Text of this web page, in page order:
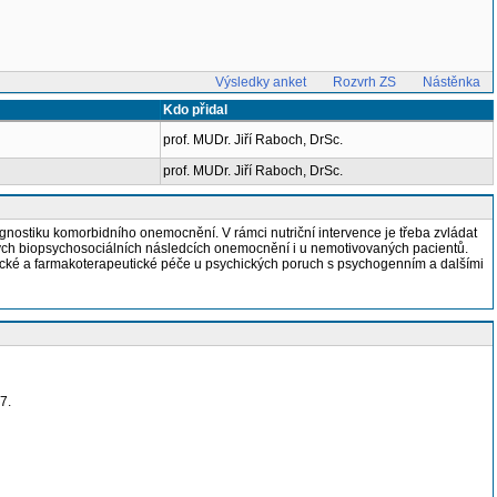
Výsledky anket Rozvrh ZS
Nástěnka
Kdo přidal
prof. MUDr. Jiří Raboch, DrSc.
prof. MUDr. Jiří Raboch, DrSc.
komorbidního onemocnění. V rámci nutriční intervence je třeba zvládat
biopsychosociálních následcích onemocnění i u nemotivovaných pacientů.
a farmakoterapeutické péče u psychických poruch s psychogenním a dalšími